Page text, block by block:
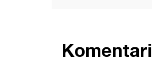
Komentari